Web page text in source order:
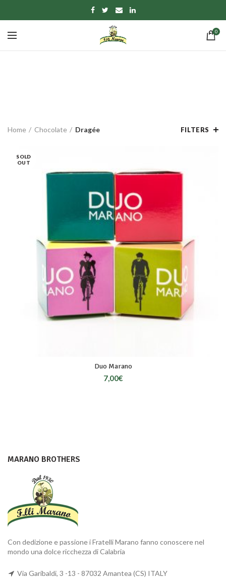
0
Home Chocolate Dragée FILTERS
SOLD
OUT
Duo Marano
7,00€
MARANO BROTHERS
Con dedizione e passione i Fratelli Marano fanno conoscere nel
mondo una dolce ricchezza di Calabria
Via Garibaldi, 3 -13 - 87032 Amantea (CS) ITALY